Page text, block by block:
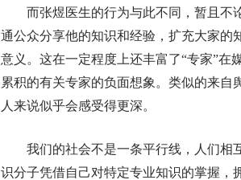
而张煜医生的行为与此不同，暂且不
通公众分享他的知识和经验，扩充大家的
意义。这在一定程度上还丰富了“专家”在
累积的有关专家的负面想象。类似的来
人来说似乎会感受得更深。
我们的社会不是一条平行线，人们相
识分子凭借自己对特定专业知识的掌握，